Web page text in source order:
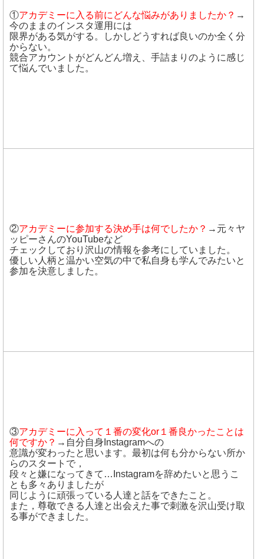
①アカデミーに入る前にどんな悩みがありましたか？ →
今のままのインスタ運用には
限界がある気がする。しかしどうすれば良いのか全く分
からない。
競合アカウントがどんどん増え、手詰まりのように感じ
て悩んでいました。
②アカデミーに参加する決め手は何でしたか？ →元々ヤ
ッピーさんのYouTubeなど
チェックしており沢山の情報を参考にしていました。
優しい人柄と温かい空気の中で私自身も学んでみたいと
参加を決意しました。
③アカデミーに入って１番の変化or１番良かったことは
何ですか？ →自分自身Instagramへの
意識が変わったと思います。最初は何も分からない所か
らのスタートで，
段々と嫌になってきて…Instagramを辞めたいと思うこ
とも多々ありましたが
同じように頑張っている人達と話をできたこと。
また，尊敬できる人達と出会えた事で刺激を沢山受け取
る事ができました。